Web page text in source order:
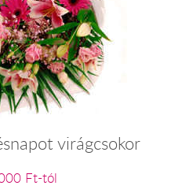
virágcsokor
Ft-tól